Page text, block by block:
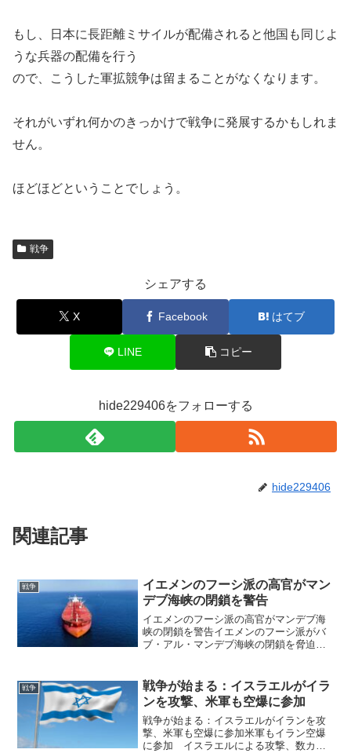
もし、日本に長距離ミサイルが配備されると他国も同じよ
うな兵器の配備を行う
ので、こうした軍拡競争は留まることがなくなります。
それがいずれ何かのきっかけで戦争に発展するかもしれま
せん。
ほどほどということでしょう。
戦争
シェアする
X Facebook はてブ
LINE コピー
hide229406をフォローする
hide229406
関連記事
戦争
イエメンのフーシ派の高官がマン
デブ海峡の閉鎖を警告
イエメンのフーシ派の高官がマンデブ海
峡の閉鎖を警告イエメンのフーシ派がバ
ブ・アル・マンデブ海峡の閉鎖を脅迫マ
は少ないですが、それでも、世界のエネ
ルギー流通の 10％を占...
戦争
戦争が始まる：イスラエルがイラ
ンを攻撃、米軍も空爆に参加
戦争が始まる：イスラエルがイランを攻
撃、米軍も空爆に参加米軍もイラン空爆
に参加 イスラエルによる攻撃、数カ月